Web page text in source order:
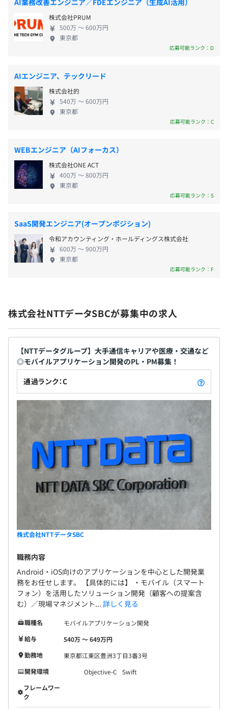
データ分析をおこない、データの可視化・予測モデルの構
築、住民サービスを構築することで、よりよい都市環境の
実現に向けた取り組みを進めています。
開発したサービスを中心として、他分野の事業者・サービ
スとも連携し、より便利なシステムを構築していくこと
す。
■スマートファクトリ
機械のエラーや故障を検知できないことにより、ラインの
停止や業務効率の低下といった問題が発生している工場に
せたソリューションを提供しています。
また、業務環境の利用・混雑状況をリアルタイムで見える
化し、その状況に応じて適切な照明・空調管理をおこな
い、業務環境改善などの社会課題解決にも取り組んでいま
績で得たノウハウにあり、お客様のコスト削減やビジネス
改善に貢献します。
当社では、入社から3年以内に必要な開発知識を身につ
け、サブリーダーとしてのスキルを磨くためのサポートを
おこなっています。
新入社員研修を通じて、自らの仕事を推し進める力を養
い、さらにOJTと併せて入社して開発に従事する社員全員
に開発基礎研修を実施しています。これは開発の原理や基
本を学ぶためのプログラムです。
〜キャリアビジョンに向けて、着実に成長できる環境・研
修を用意〜
階層別研修や、専門分野でのプロフェッショナル人材育
成、選抜型幹部育成など、多彩な研修を用意。
あなたの描くキャリアビジョンに向けて、着実に成長でき
る環境を整えています。
■その他
資格取得奨励金制度があります。
相談の上、ご希望のマシンを支給いたします。
PyTorch、pandas、scikit-learn
わたしたちの人事評価は、仕事の成果としての「成果評
価」と行動を評価する｢行動評価」をもととした「総合評
価」の2つから構成しています。
■成果評価は、上期（4月～9月）／下期（10月～3月）を
Osaka Metro中央線／堺筋線「堺筋本町駅」徒歩4分
例）3月1日入社の場合に最大20日付与
■ダブル休暇
■メモリアル休暇：年間1日
■看護休暇
■介護休暇
■育児休暇
など
■残業手当：残業時間に応じて別途支給
■通勤手当：会社規定に基づき支給／出社回数に応じて公
共交通機関のみ実費支給
賞与実績あり：年2回（6月・12月）
社会保険完備（健康保険・厚生年金加入・雇用保険・労災
保険）
※TJK東京都情報サービス産業健康保険組合加入
・TJK直営保養所の「アルペンドルフ白樺」「箱根の森
（温泉）」「TJKリゾート金谷城」が利用可能。
・その他、20カ所以上のTJK契約保養所、夏季・冬季保養
所も利用可能。
無期雇用
3カ月（条件などの変更はありません）
（In-Car、Out-Car、コネクティッド） ■Edge
IoT（センサー制御からAI分析→機器制御まで）を生
かした幅広いDXへの取り組み ■XR（（VR／AR／MR
などリアルとバーチャルの融合技術を用いたデバイ
で）、メタバース 等々を得意分野と据えて、NTTデ
ータグループの中でも小さくても尖った技術力とス
ピード感、フットワークを持ってDXでお客様ととも
にサステイナブルな社会を実現していきます。 【人
材育成】 当社では、技術力+提案力・創造性を備えた
ンテンツはもちろん、NTTデータグループで培われ
たコンテンツもフル活用して人材育成に取り組んで
います。 ■自己成長力重視のカリキュラム 基礎・専
門スキルに加え、自己成長力を養うことを重視。技
術、ビジネス、ヒューマンスキル、マネジメントス
ンドに合わせたプログラムの提供 育成プログラムや
キャリア支援体制を常に見直し、個別キャリアプラ
ンと会社の方向性に沿ったサポートを実現。従業員
の成長を促進するための仕組みを整えています。
■有給の時間単位取得制度も整備し、柔軟な休暇を
推進。育児や介護がある方にはフレックス制度を適
用しているなど、時間を有効に使うことができ、プラ
イベートと両立した柔軟な働き方が可能です。 ■完
全週休2日制に加え、リフレッシュ休暇やメモリアル
休暇、産前産後休暇、育児・介護休暇も取得しやす
い環境を整えており、祝日が土曜日と重なる場合に
は他の平日に振替休日を設定しています。 【採用メ
ッセージ】 ITで世の中をより便利に、そして豊かな
社会実現に貢献したいと強い思いのお持ちの方は、
皆さまの経験・スキルと当社の技術力とスピード
感、フットワークを掛け合わせて一緒に顧客事業・
業界の構造変革を先導し、社会に感動と変革をもた
らすような仕事ができればと思います。ぜひ、ご応募
お待ちしています。
AI業務改善エンジニア／FDEエンジニア（生成AI活用）
株式会社PRUM
500万 〜 600万円
東京都
応募可能ランク：D
AIエンジニア、テックリード
株式会社的
540万 〜 600万円
東京都
応募可能ランク：C
WEBエンジニア（AIフォーカス）
株式会社ONE ACT
400万 〜 800万円
東京都
応募可能ランク：S
SaaS開発エンジニア(オープンポジション)
令和アカウンティング・ホールディングス株式会社
600万 〜 900万円
東京都
応募可能ランク：F
株式会社NTTデータSBCが募集中の求人
【NTTデータグループ】大手通信キャリアや医療・交通など
◎モバイルアプリケーション開発のPL・PM募集！
通過ランク：C
株式会社NTTデータSBC
職務内容
Android・iOS向けのアプリケーションを中心とした開発業
務をお任せします。 【具体的には】 ・モバイル（スマート
フォン）を活用したソリューション開発（顧客への提案含
む）／現場マネジメント... 詳しく見る
職種名
モバイルアプリケーション開発
給与
540万 〜 649万円
勤務地
東京都江東区豊洲3丁目3番3号
開発環境
Objective-C
Swift
フレームワー
ク